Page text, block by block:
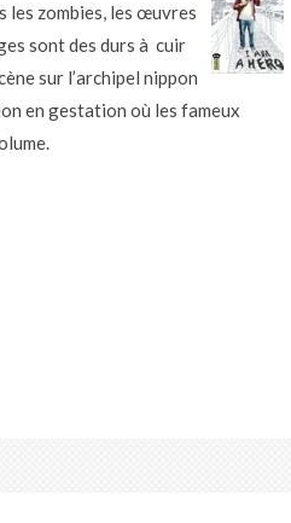
les zombies, les œuvres
sont des durs à cuir
sur l’archipel nippon
en gestation où les fameux